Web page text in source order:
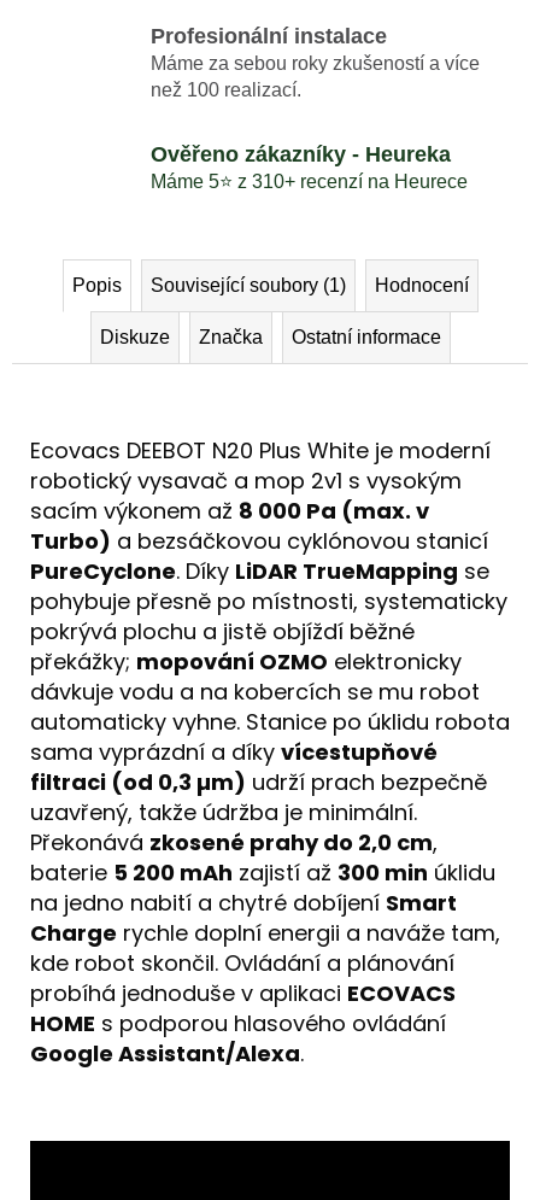
Profesionální instalace
Máme za sebou roky zkušeností a více
než 100 realizací.
Ověřeno zákazníky - Heureka
Máme 5⭐️ z 310+ recenzí na Heurece
Popis Související soubory (1) Hodnocení
Diskuze Značka Ostatní informace
Ecovacs DEEBOT N20 Plus White je moderní
robotický vysavač a mop 2v1 s vysokým
sacím výkonem až 8 000 Pa (max. v
Turbo) a bezsáčkovou cyklónovou stanicí
PureCyclone. Díky LiDAR TrueMapping se
pohybuje přesně po místnosti, systematicky
pokrývá plochu a jistě objíždí běžné
překážky; mopování OZMO elektronicky
dávkuje vodu a na kobercích se mu robot
automaticky vyhne. Stanice po úklidu robota
sama vyprázdní a díky vícestupňové
filtraci (od 0,3 µm) udrží prach bezpečně
uzavřený, takže údržba je minimální.
Překonává zkosené prahy do 2,0 cm,
baterie 5 200 mAh zajistí až 300 min úklidu
na jedno nabití a chytré dobíjení Smart
Charge rychle doplní energii a naváže tam,
kde robot skončil. Ovládání a plánování
probíhá jednoduše v aplikaci ECOVACS
HOME s podporou hlasového ovládání
Google Assistant/Alexa.